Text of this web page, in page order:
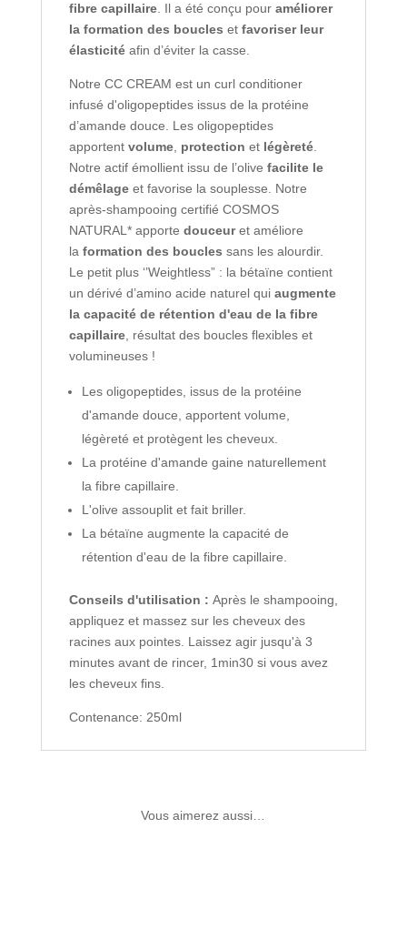
fibre capillaire. Il a été conçu pour améliorer
la formation des boucles et favoriser leur
élasticitéafin d’éviter la casse.
Notre CC CREAM est un curl conditioner
infusé d'oligopeptides issus de la protéine
d’amande douce. Les oligopeptides
apportent volume, protection et légèreté.
Notre actif émollient issu de l’olive facilite le
démêlageet favorise la souplesse. Notre
après-shampooing certifié COSMOS
NATURAL* apporte douceuret améliore
la formation des boucles sans les alourdir.
Le petit plus ‘’Weightless” : la bétaïne contient
un dérivé d’amino acide naturel qui augmente
la capacité de rétention d'eau de la fibre
capillaire, résultat des boucles flexibles et
volumineuses !
Les oligopeptides, issus de la protéine
d'amande douce, apportent volume,
légèreté et protègent les cheveux.
La protéine d'amande gaine naturellement
la fibre capillaire.
L'olive assouplit et fait briller.
La bétaïne augmente la capacité de
rétention d'eau de la fibre capillaire.
Conseils d'utilisation : Après le shampooing,
appliquez et massez sur les cheveux des
racines aux pointes. Laissez agir jusqu'à 3
minutes avant de rincer, 1min30 si vous avez
les cheveux fins.
Contenance: 250ml
Vous aimerez aussi…